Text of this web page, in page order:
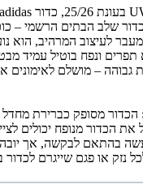
שלב הבתים הרשמי –
מעבר לעיצוב המרהיב, הוא
תפרים ונפח בוטיל עמיד
גבוהה – מושלם לאימונים
הכדור מסופק כברירת מחדל
את הכדור מנופח יכולים
בהתאם לבקשה, אך
נזק או פגם שייגרם